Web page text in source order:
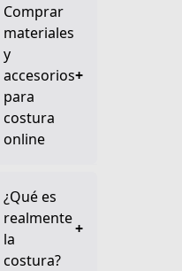
Comprar
materiales
y
accesorios
para
costura
online
+
¿Qué es
realmente
la
costura?
+